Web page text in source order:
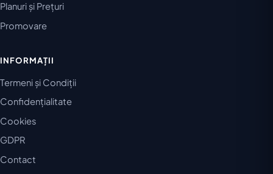
Planuri și Prețuri
Promovare
INFORMAȚII
Termeni și Condiții
Confidențialitate
Cookies
GDPR
Contact